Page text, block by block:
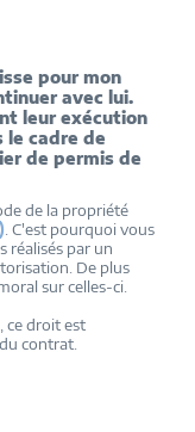
pour mon
avec lui.
leur exécution
le cadre de
de permis de
de la propriété
. C'est pourquoi vous
réalisés par un
De plus
sur celles-ci.
ce droit est
contrat.